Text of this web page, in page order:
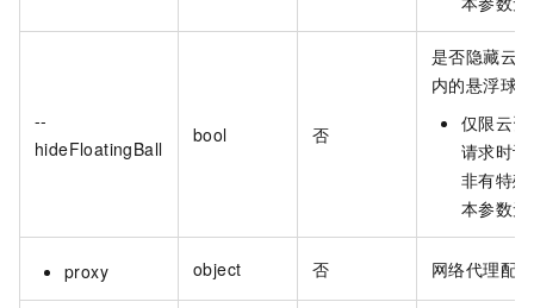
--
hideFloatingBall
bool 否
是否隐藏云
内的悬浮球
仅限云
请求时
非有特
本参数
proxy object 否 网络代理配置